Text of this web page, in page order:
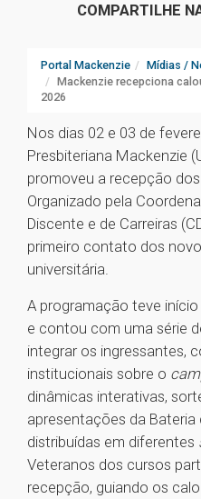
COMPARTILHE
Portal Mackenzie Mídias /
Mackenzie recepciona
2026
Nos dias 02 e 03 de
Presbiteriana Mackenzie
promoveu a recepção
Organizado pela
Discente e de Carreiras
primeiro contato dos
universitária.
A programação teve
e contou com uma série
integrar os ingressantes,
institucionais sobre o
dinâmicas interativas,
apresentações da
distribuídas em diferentes
Veteranos dos cursos
recepção, guiando os